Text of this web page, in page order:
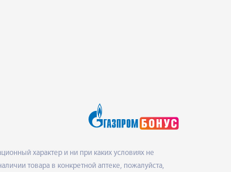
характер и ни при каких условиях не
товара в конкретной аптеке, пожалуйста,